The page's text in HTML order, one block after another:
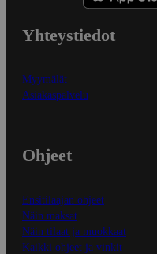
Yhteystiedot
Myymälät
Asiakaspalvelu
Ohjeet
Ensitilaajan ohjeet
Näin maksat
Näin tilaat ja muokkaat
Kaikki ohjeet ja vinkit